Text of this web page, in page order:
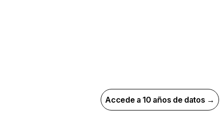
Accede a 10 años de datos →